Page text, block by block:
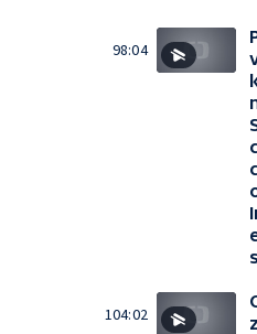
98:04
104:02